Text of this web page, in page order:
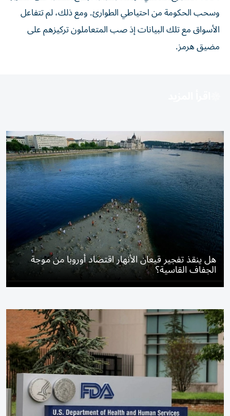
وسحب الحكومة من احتياطي الطوارئ. ومع ذلك، لم تتفاعل
الأسواق مع تلك البيانات إذ صب ⁠المتعاملون تركيزهم على
مضيق هرمز.
هل ينقذ تفجير قيعان الأنهار اقتصاد أوروبا من موجة
الجفاف القاسية؟